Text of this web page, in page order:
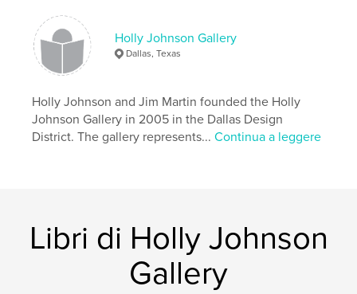
Lingua English
Parole chiave
contemporary art
Holly Johnson Gallery
Dallas, Texas
Holly Johnson and Jim Martin founded the Holly
Johnson Gallery in 2005 in the Dallas Design
District. The gallery represents...Continua a leggere
Libri di Holly Johnson
Gallery